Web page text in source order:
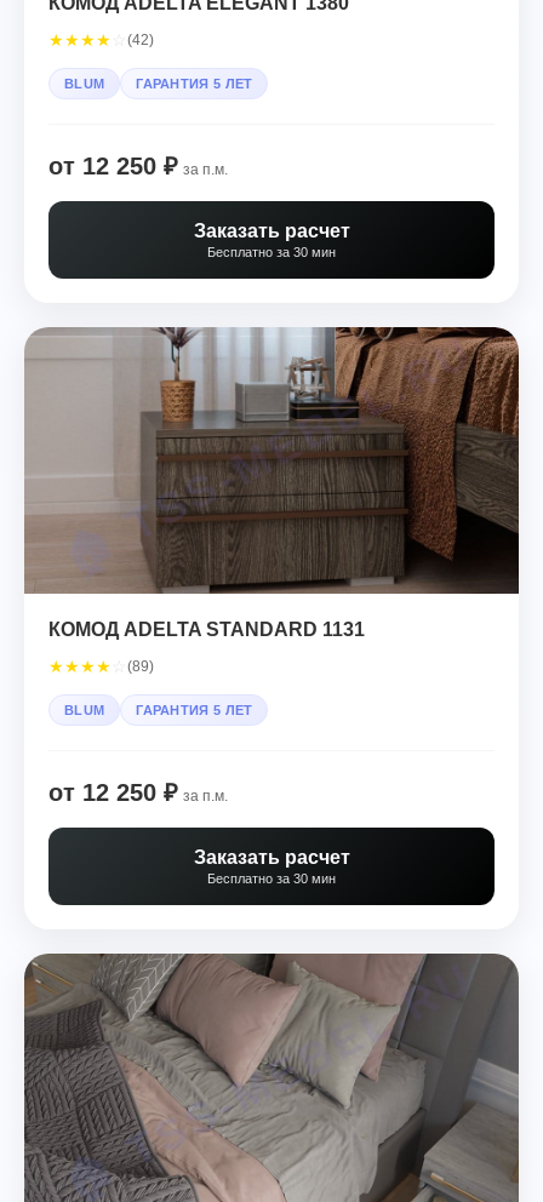
★★★★ (42)
BLUM ГАРАНТИЯ 5 ЛЕТ
от 12 250 ₽ за п.м.
Заказать расчет
Бесплатно за 30 мин
КОМОД ADELTA STANDARD 1131
★★★★ (89)
BLUM ГАРАНТИЯ 5 ЛЕТ
от 12 250 ₽ за п.м.
Заказать расчет
Бесплатно за 30 мин